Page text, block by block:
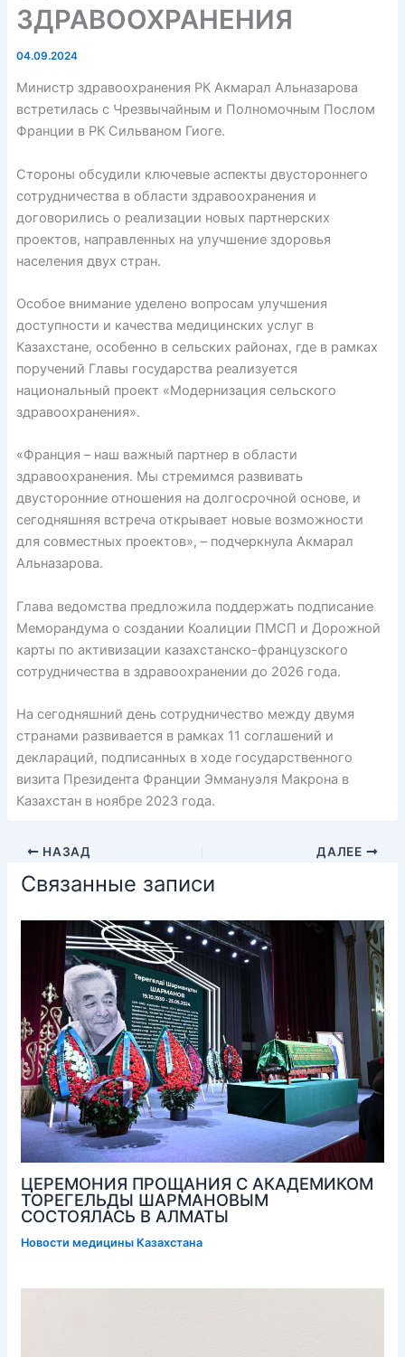
ЗДРАВООХРАНЕНИЯ
04.09.2024
Министр здравоохранения РК Акмарал Альназарова
встретилась с Чрезвычайным и Полномочным Послом
Франции в РК Сильваном Гиоге.
Стороны обсудили ключевые аспекты двустороннего
сотрудничества в области здравоохранения и
договорились о реализации новых партнерских
проектов, направленных на улучшение здоровья
населения двух стран.
Особое внимание уделено вопросам улучшения
доступности и качества медицинских услуг в
Казахстане, особенно в сельских районах, где в рамках
поручений Главы государства реализуется
национальный проект «Модернизация сельского
здравоохранения».
«Франция – наш важный партнер в области
здравоохранения. Мы стремимся развивать
двусторонние отношения на долгосрочной основе, и
сегодняшняя встреча открывает новые возможности
для совместных проектов», – подчеркнула Акмарал
Альназарова.
Глава ведомства предложила поддержать подписание
Меморандума о создании Коалиции ПМСП и Дорожной
карты по активизации казахстанско-французского
сотрудничества в здравоохранении до 2026 года.
На сегодняшний день сотрудничество между двумя
странами развивается в рамках 11 соглашений и
деклараций, подписанных в ходе государственного
визита Президента Франции Эммануэля Макрона в
Казахстан в ноябре 2023 года.
НАЗАД ДАЛЕЕ
Связанные записи
ЦЕРЕМОНИЯ ПРОЩАНИЯ С АКАДЕМИКОМ
ТОРЕГЕЛЬДЫ ШАРМАНОВЫМ
СОСТОЯЛАСЬ В АЛМАТЫ
Новости медицины Казахстана